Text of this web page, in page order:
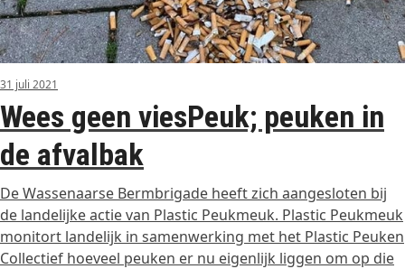
31 juli 2021
Wees geen viesPeuk; peuken in
de afvalbak
De Wassenaarse Bermbrigade heeft zich aangesloten bij
de landelijke actie van Plastic Peukmeuk. Plastic Peukmeuk
monitort landelijk in samenwerking met het Plastic Peuken
Collectief hoeveel peuken er nu eigenlijk liggen om op die